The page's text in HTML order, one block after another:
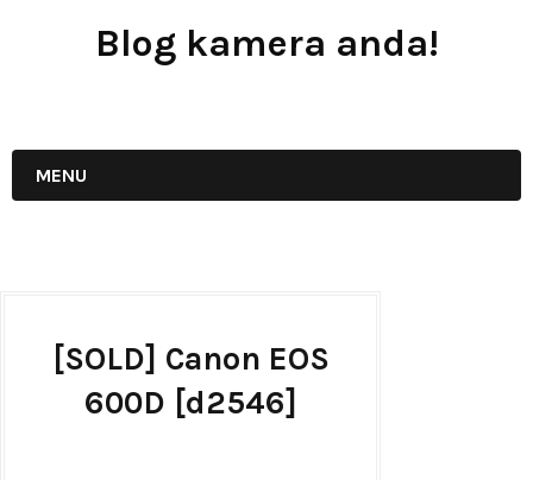
Blog kamera anda!
MENU
[SOLD] Canon EOS
600D [d2546]